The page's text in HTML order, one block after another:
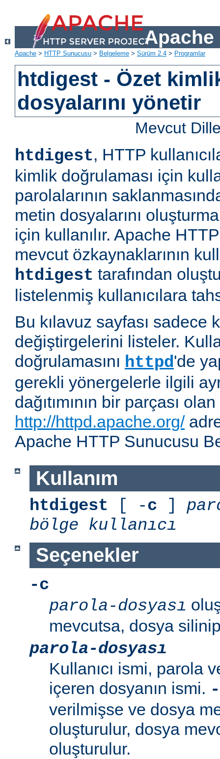
Apache
Apache > HTTP Sunucusu > Belgeleme > Sürüm 2.4 > Programlar
htdigest - Özet
dosyalarını yönetir
Mevcut
htdigest, HTTP
kimlik doğrulaması için
parolalarının
metin dosyalarını
için kullanılır. Apache
mevcut özkaynaklarının
htdigest tarafından
listelenmiş kullanıcılara
Bu kılavuz sayfası sadece
değiştirgelerini listeler.
doğrulamasını httpd'de
gerekli yönergelerle ilgili
dağıtımının bir parçası
http://httpd.apache.org/
Apache HTTP Sunucusu
Kullanım
htdigest [ -c ]
bölge
kullanıcı
Seçenekler
-c
parola-dosyası
mevcutsa, dosya
parola-dosyası
Kullanıcı ismi, parola
içeren dosyanın ismi.
verilmişse ve dosya
oluşturulur, dosya
oluşturulur.